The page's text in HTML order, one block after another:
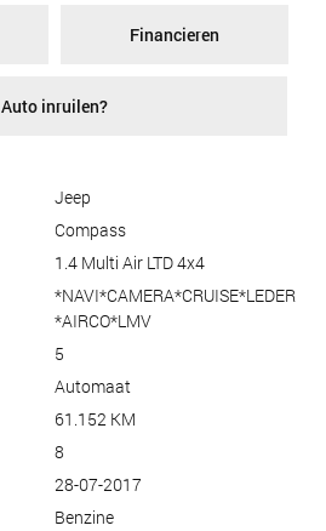
Financieren
Auto inruilen?
Jeep
Compass
1.4 Multi Air LTD 4x4
*NAVI*CAMERA*CRUISE*LEDER
*AIRCO*LMV
5
Automaat
61.152 KM
8
28-07-2017
Benzine